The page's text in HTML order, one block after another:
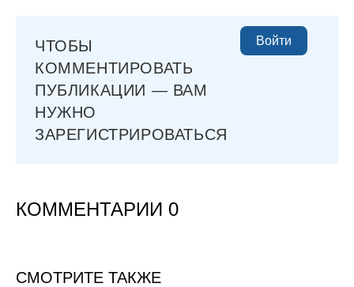
ЧТОБЫ
КОММЕНТИРОВАТЬ
ПУБЛИКАЦИИ — ВАМ
НУЖНО
ЗАРЕГИСТРИРОВАТЬСЯ
Войти
КОММЕНТАРИИ 0
СМОТРИТЕ ТАКЖЕ